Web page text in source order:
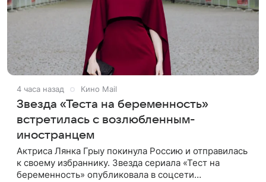
4 часа назад Кино Mail
Звезда «Теста на беременность»
встретилась с возлюбленным-
иностранцем
Актриса Лянка Грыу покинула Россию и отправилась
к своему избраннику. Звезда сериала «Тест на
беременность» опубликовала в соцсети